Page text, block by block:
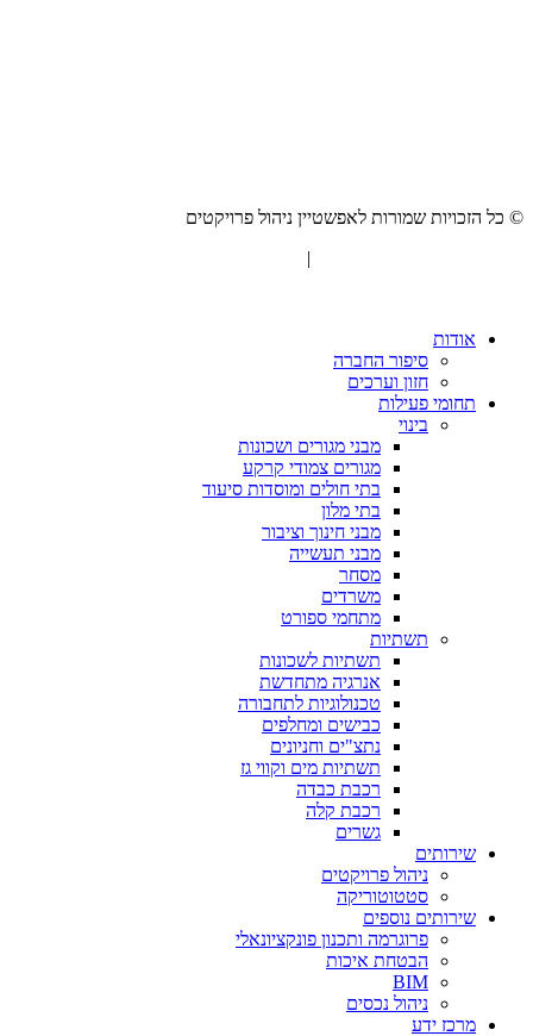
© כל הזכויות שמורות לאפשטיין ניהול פרויקטים
|
אודות
סיפור החברה
חזון וערכים
תחומי פעילות
בינוי
מבני מגורים ושכונות
מגורים צמודי קרקע
בתי חולים ומוסדות סיעוד
בתי מלון
מבני חינוך וציבור
מבני תעשייה
מסחר
משרדים
מתחמי ספורט
תשתיות
תשתיות לשכונות
אנרגיה מתחדשת
טכנולוגיות לתחבורה
כבישים ומחלפים
נתצ"ים וחניונים
תשתיות מים וקווי גז
רכבת כבדה
רכבת קלה
גשרים
שירותים
ניהול פרויקטים
סטטוטוריקה
שירותים נוספים
פרוגרמה ותכנון פונקציונאלי
הבטחת איכות
BIM
ניהול נכסים
מרכז ידע